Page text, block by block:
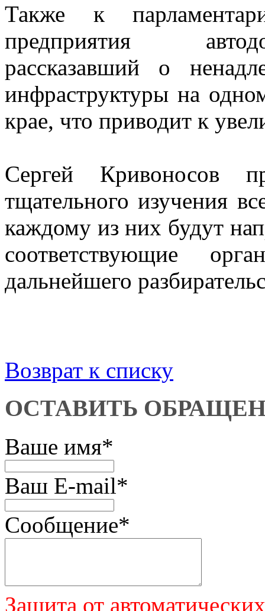
Также к
предприятия
рассказавший о
инфраструктуры на
крае, что приводит к
Сергей Кривоносов
тщательного изучения
каждому из них будут
соответствующие
дальнейшего
Возврат к списку
ОСТАВИТЬ
Ваше имя*
Ваш E-mail*
Сообщение*
Защита от